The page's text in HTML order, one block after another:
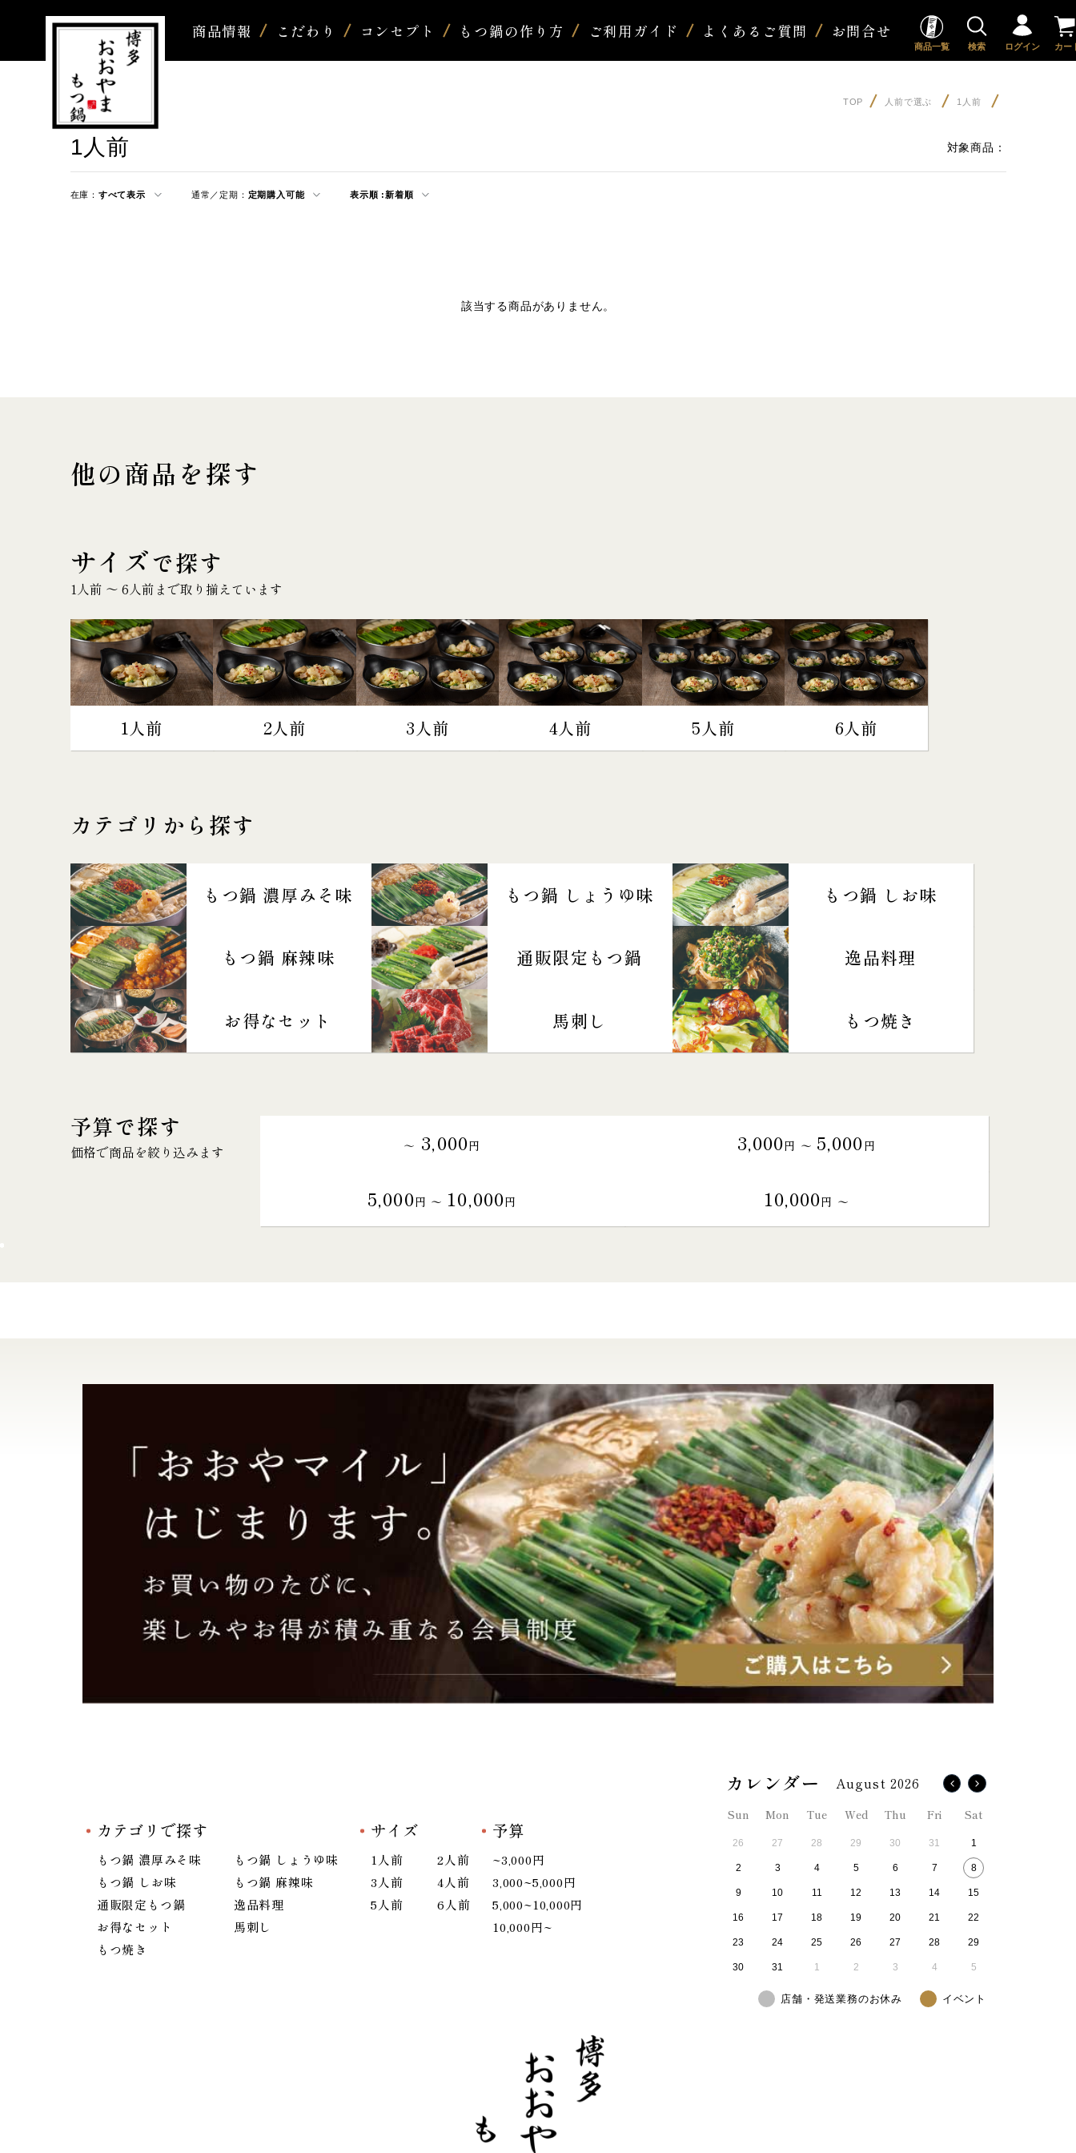
商品情報 こだわり コンセプト もつ鍋の作り方 ご利用ガイド よくあるご質問 お問合せ
商品一覧 検索 ログイン カー
TOP 人前で選ぶ 1人前
1人前 対象商品：
在庫： すべて表示 通常／定期： 定期購入可能 表示順 :新着順
該当する商品がありません。
他の商品を探す
サイズで探す
1人前 〜 6人前まで取り揃えています
1人前 2人前 3人前 4人前 5人前 6人前
カテゴリから探す
もつ鍋 濃厚みそ味 もつ鍋 しょうゆ味 もつ鍋 しお味
もつ鍋 麻辣味 通販限定もつ鍋 逸品料理
お得なセット 馬刺し もつ焼き
予算で探す
価格で商品を絞り込みます ～ 3,000円 3,000円 〜 5,000円
5,000円 〜 10,000円 10,000円 〜
カテゴリで探す
もつ鍋 濃厚みそ味
もつ鍋 しょうゆ味
もつ鍋 しお味
もつ鍋 麻辣味
通販限定もつ鍋
逸品料理
お得なセット
馬刺し
もつ焼き
サイズ
1人前
2人前
3人前
4人前
5人前
6人前
予算
~3,000円
3,000~5,000円
5,000~10,000円
10,000円~
August 2026
Sun Mon Tue Wed Thu Fri Sat
26 27 28 29 30 31 1
2 3 4 5 6 7 8
9 10 11 12 13 14 15
16 17 18 19 20 21 22
23 24 25 26 27 28 29
30 31 1 2 3 4 5
店舗・発送業務のお休み イベント